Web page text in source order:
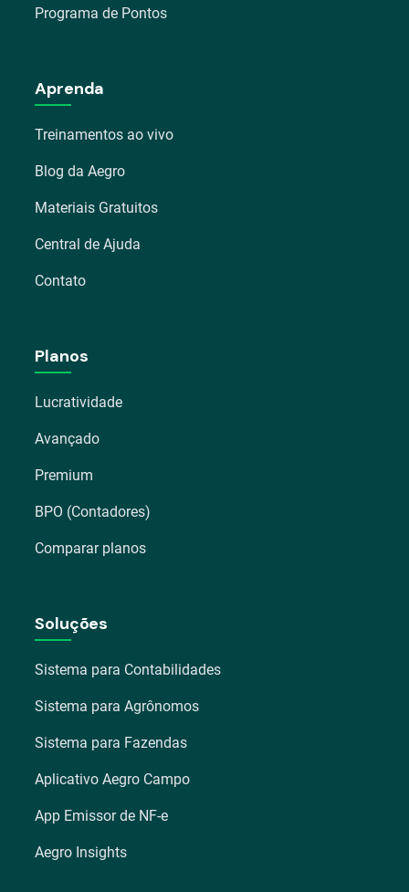
Programa de Pontos
Aprenda
Treinamentos ao vivo
Blog da Aegro
Materiais Gratuitos
Central de Ajuda
Contato
Planos
Lucratividade
Avançado
Premium
BPO (Contadores)
Comparar planos
Soluções
Sistema para Contabilidades
Sistema para Agrônomos
Sistema para Fazendas
Aplicativo Aegro Campo
App Emissor de NF-e
Aegro Insights